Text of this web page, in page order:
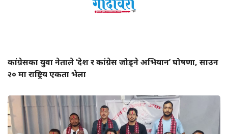
कांग्रेसका युवा नेताले ‘देश र कांग्रेस जोड्ने अभियान’ घोषणा, साउन
२० मा राष्ट्रिय एकता भेला